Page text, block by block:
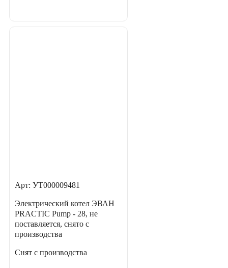
Арт: УТ000009481
Электрический котел ЭВАН
PRACTIC Pump - 28, не
поставляется, снято с
производства
Снят с производства